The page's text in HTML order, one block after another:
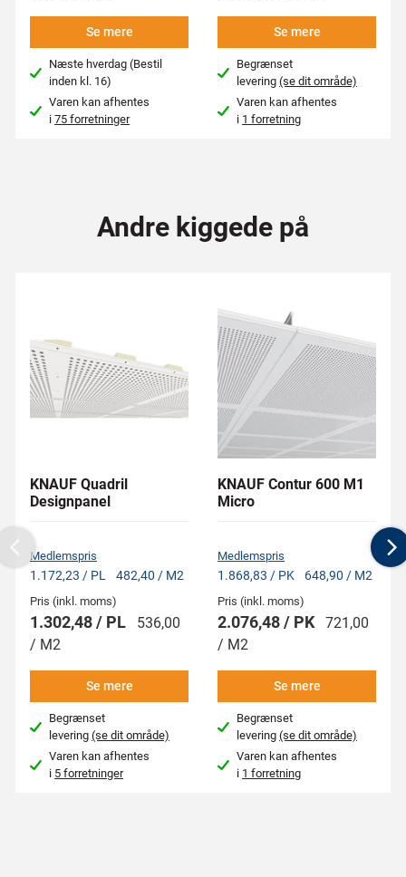
Se mere
Næste hverdag (Bestil
inden kl. 16)
Varen kan afhentes
i75 forretninger
Se mere
Begrænset
levering(se dit område)
Varen kan afhentes
i 1 forretning
Andre kiggede på
KNAUF Quadril
Designpanel
Medlemspris
1.172,23 / PL 482,40 / M2
Pris (inkl. moms)
1.302,48 / PL
536,00
/ M2
Se mere
Begrænset
levering(se dit område)
Varen kan afhentes
i 5 forretninger
KNAUF Contur 600 M1
Micro
Medlemspris
1.868,83 / PK 648,90 / M2
Pris (inkl. moms)
2.076,48 / PK 721,00
/ M2
Se mere
Begrænset
levering(se dit område)
Varen kan afhentes
i 1 forretning
Previous